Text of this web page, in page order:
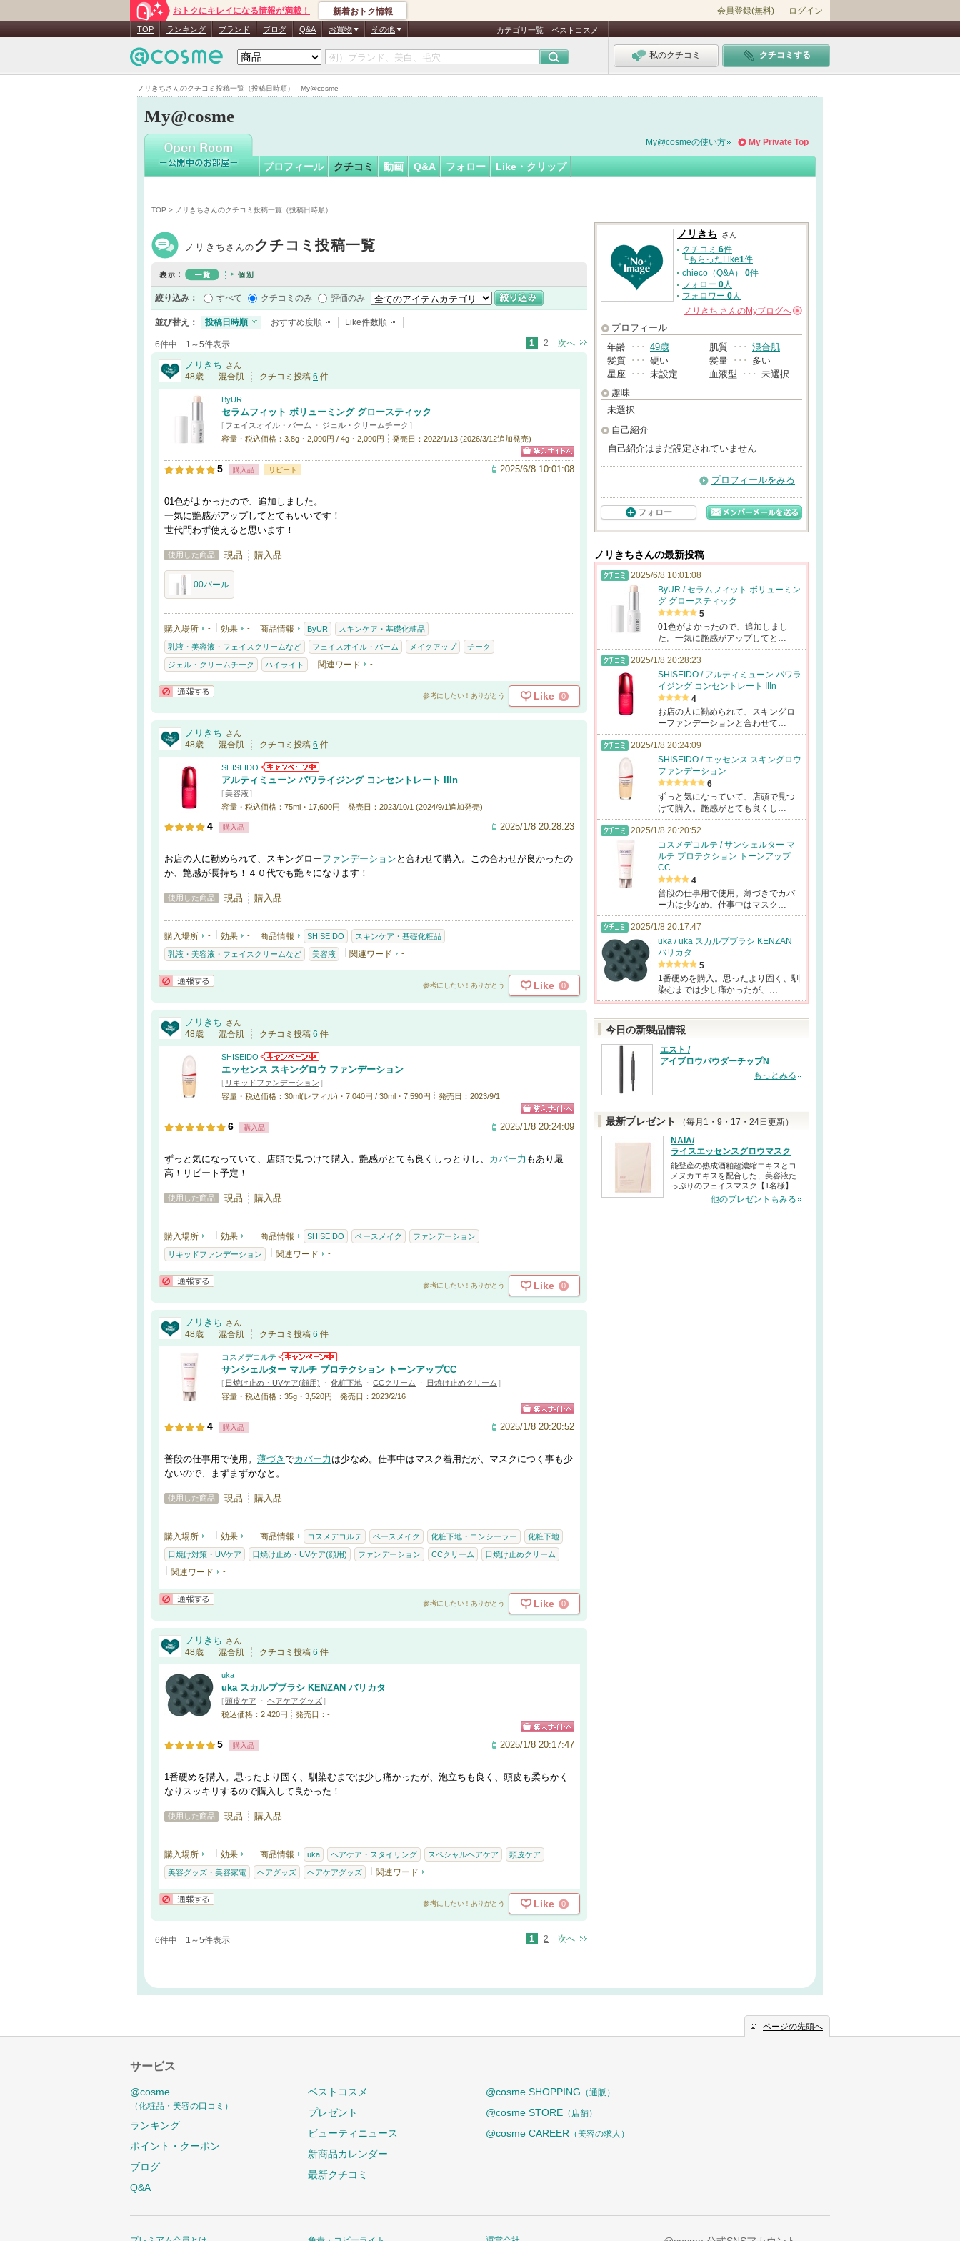
ノリきちさんのクチコミ投稿一覧（投稿日時順） - My@cosme
おトクにキレイになる情報が満載！ 新着おトク情報 会員登録(無料) ログイン
TOP ランキング ブランド ブログ Q&A お買物 その他 カテゴリ一覧 ベストコスメ
私のクチコミ クチコミする
My@cosme
ノリきちさん
My Private Top
My@cosmeの使い方
プロフィール クチコミ 動画 Q&A フォロー Like・クリップ
TOP > ノリきちさんのクチコミ投稿一覧（投稿日時順）
ノリきち さんのクチコミ投稿一覧
絞り込み： すべて クチコミのみ 評価のみ
並び替え： 投稿日時順 おすすめ度順 Like件数順
6件中 1～5件表示 1 2 次へ
ノリきち さん
48歳 混合肌 クチコミ投稿 6 件
ByUR
セラムフィット ボリューミング グロースティック
[ フェイスオイル・バーム ・ ジェル・クリームチーク ]
容量・税込価格：3.8g・2,090円 / 4g・2,090円
発売日：2022/1/13 (2026/3/12追加発売)
5 購入品 リピート 2025/6/8 10:01:08
01色がよかったので、追加しました。
一気に艶感がアップしてとてもいいです！
世代問わず使えると思います！
使用した商品 現品 購入品
00パール
購入場所 - 効果 - 商品情報 ByUR スキンケア・基礎化粧品
乳液・美容液・フェイスクリームなど フェイスオイル・バーム メイクアップ チーク
ジェル・クリームチーク ハイライト 関連ワード -
参考にしたい！ありがとう Like 0
ノリきち さん
48歳 混合肌 クチコミ投稿 6 件
SHISEIDO
アルティミューン パワライジング コンセントレート IIIn
[美容液]
容量・税込価格：75ml・17,600円
発売日：2023/10/1 (2024/9/1追加発売)
4 購入品 2025/1/8 20:28:23
お店の人に勧められて、スキングローファンデーション と合わせて購入。この合わせが良かったの
か、艶感が長持ち！４０代でも艶々になります！
使用した商品 現品 購入品
購入場所 - 効果 - 商品情報 SHISEIDO スキンケア・基礎化粧品
乳液・美容液・フェイスクリームなど 美容液 関連ワード -
参考にしたい！ありがとう Like 0
ノリきち さん
48歳 混合肌 クチコミ投稿 6 件
SHISEIDO
エッセンス スキングロウ ファンデーション
[ リキッドファンデーション ]
容量・税込価格：30ml(レフィル)・7,040円 / 30ml・7,590円
発売日：2023/9/1
6 購入品 2025/1/8 20:24:09
ずっと気になっていて、店頭で見つけて購入。艶感がとても良くしっとりし、 カバー力 もあり最
高！リピート予定！
使用した商品 現品 購入品
購入場所 - 効果 - 商品情報 SHISEIDO ベースメイク ファンデーション
リキッドファンデーション 関連ワード -
参考にしたい！ありがとう Like 0
ノリきち さん
48歳 混合肌 クチコミ投稿 6 件
コスメデコルテ
サンシェルター マルチ プロテクション トーンアップCC
[ 日焼け止め・UVケア(顔用) ・ 化粧下地 ・ CCクリーム ・ 日焼け止めクリーム ]
容量・税込価格：35g・3,520円
発売日：2023/2/16
4 購入品 2025/1/8 20:20:52
普段の仕事用で使用。 薄づき でカバー力 は少なめ。仕事中はマスク着用だが、マスクにつく事も少
ないので、まずまずかなと。
使用した商品 現品 購入品
購入場所 - 効果 - 商品情報 コスメデコルテ ベースメイク 化粧下地・コンシーラー 化粧下地
日焼け対策・UVケア 日焼け止め・UVケア(顔用) ファンデーション CCクリーム 日焼け止めクリーム
関連ワード -
参考にしたい！ありがとう Like 0
ノリきち さん
48歳 混合肌 クチコミ投稿 6 件
uka
uka スカルプブラシ KENZAN バリカタ
[頭皮ケア ・ ヘアケアグッズ]
税込価格：2,420円
発売日：-
5 購入品 2025/1/8 20:17:47
1番硬めを購入。思ったより固く、馴染むまでは少し痛かったが、泡立ちも良く、頭皮も柔らかく
なりスッキリするので購入して良かった！
使用した商品 現品 購入品
購入場所 - 効果 - 商品情報 uka ヘアケア・スタイリング スペシャルヘアケア 頭皮ケア
美容グッズ・美容家電 ヘアグッズ ヘアケアグッズ 関連ワード -
参考にしたい！ありがとう Like 0
6件中 1～5件表示 1 2 次へ
ノリきち さん
クチコミ 6件
└もらったLike1件
chieco（Q&A） 0件
フォロー 0人
フォロワー 0人
ノリきち さんのMyブログへ
プロフィール
年齢 ･･･ 49歳 肌質 ･･･ 混合肌
髪質 ･･･ 硬い 髪量 ･･･
多い
星座 ･･･ 未設定 血液型 ･･･ 未選択
趣味
未選択
自己紹介
自己紹介はまだ設定されていません
プロフィールをみる
フォロー
ノリきちさんの最新投稿
2025/6/8 10:01:08
ByUR / セラムフィット ボリューミン
グ グロースティック
5
01色がよかったので、追加しまし
た。一気に艶感がアップしてと…
2025/1/8 20:28:23
SHISEIDO / アルティミューン パワラ
イジング コンセントレート IIIn
4
お店の人に勧められて、スキングロ
ーファンデーションと合わせて…
2025/1/8 20:24:09
SHISEIDO / エッセンス スキングロウ
ファンデーション
6
ずっと気になっていて、店頭で見つ
けて購入。艶感がとても良くし…
2025/1/8 20:20:52
コスメデコルテ / サンシェルター マ
ルチ プロテクション トーンアップ
CC
4
普段の仕事用で使用。薄づきでカバ
ー力は少なめ。仕事中はマスク…
2025/1/8 20:17:47
uka / uka スカルプブラシ KENZAN
バリカタ
5
1番硬めを購入。思ったより固く、馴
染むまでは少し痛かったが、…
今日の新製品情報
エスト /
アイブロウパウダーチップN
もっとみる
最新プレゼント
（毎月1・9・17・24日更新）
NAIA/
ライスエッセンスグロウマスク
能登産の熟成酒粕超濃縮エキスとコ
メヌカエキスを配合した、美容液た
っぷりのフェイスマスク【1名様】
他のプレゼントもみる
ページの先頭へ
サービス
@cosme
（化粧品・美容の口コミ）
ランキング
ポイント・クーポン
ブログ
Q&A
ベストコスメ
プレゼント
ビューティニュース
新商品カレンダー
最新クチコミ
@cosme SHOPPING （通販）
@cosme STORE （店舗）
@cosme CAREER （美容の求人）